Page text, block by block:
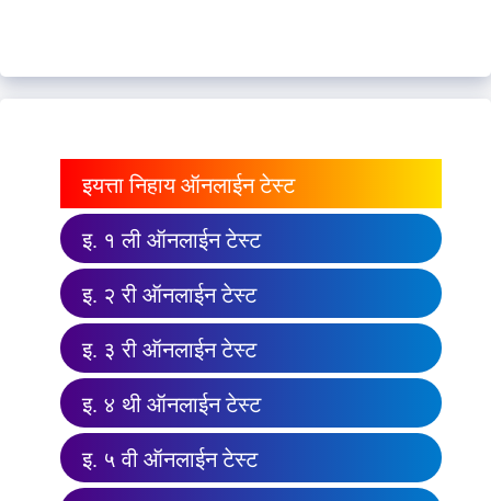
इयत्ता निहाय ऑनलाईन टेस्ट
इ. १ ली ऑनलाईन टेस्ट
इ. २ री ऑनलाईन टेस्ट
इ. ३ री ऑनलाईन टेस्ट
इ. ४ थी ऑनलाईन टेस्ट
इ. ५ वी ऑनलाईन टेस्ट